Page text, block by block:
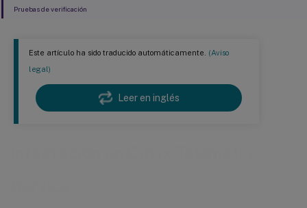
Este artículo ha sido traducido automáticamente. (Aviso
legal)
Leer en inglés
Pruebas de verificación